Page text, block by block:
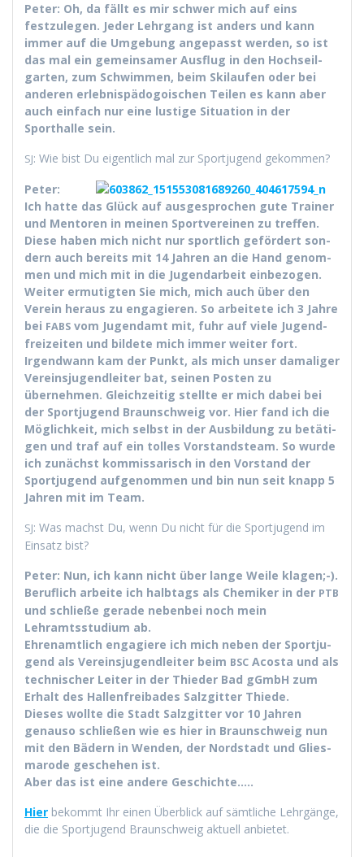
Peter: Oh, da fällt es mir schw­er mich auf eins
festzule­gen. Jed­er Lehrgang ist anders und kann
immer auf die Umge­bung angepasst wer­den, so ist
das mal ein gemein­samer Aus­flug in den Hoch­seil­
gar­ten, zum Schwim­men, beim Ski­laufen oder bei
anderen erleb­nis­pä­do­go­is­chen Teilen es kann aber
auch ein­fach nur eine lustige Sit­u­a­tion in der
Sporthalle sein.
SJ: Wie bist Du eigentlich mal zur Sportju­gend gekommen?
Peter:
Ich hat­te das Glück auf aus­ge­sprochen gute Train­er
und Men­toren in meinen Sportvere­inen zu tre­f­fen.
Diese haben mich nicht nur sportlich gefördert son­
dern auch bere­its mit 14 Jahren an die Hand genom­
men und mich mit in die Jugen­dar­beit ein­be­zo­gen.
Weit­er ermutigten Sie mich, mich auch über den
Vere­in her­aus zu engagieren. So arbeit­ete ich 3 Jahre
bei FABS vom Jugen­damt mit, fuhr auf viele Jugend­
freizeit­en und bildete mich immer weit­er fort.
Irgend­wann kam der Punkt, als mich unser dama­liger
Vere­in­sju­gendleit­er bat, seinen Posten zu
übernehmen. Gle­ichzeit­ig stellte er mich dabei bei
der Sportju­gend Braun­schweig vor. Hier fand ich die
Möglichkeit, mich selb­st in der Aus­bil­dung zu betäti­
gen und traf auf ein tolles Vor­stand­steam. So wurde
ich zunächst kom­mis­sarisch in den Vor­stand der
Sportju­gend aufgenom­men und bin nun seit knapp 5
Jahren mit im Team.
SJ: Was machst Du, wenn Du nicht für die Sportju­gend im
Ein­satz bist?
Peter: Nun, ich kann nicht über lange Weile kla­gen;-).
Beru­flich arbeite ich halb­tags als Chemik­er in der PTB
und schließe ger­ade neben­bei noch mein
Lehramtsstudi­um ab.
Ehre­namtlich engagiere ich mich neben der Sportju­
gend als Vere­in­sju­gendleit­er beim BSC Acos­ta und als
tech­nis­ch­er Leit­er in der Thieder Bad gGmbH zum
Erhalt des Hal­len­freibades Salzgit­ter Thiede.
Dieses wollte die Stadt Salzgit­ter vor 10 Jahren
genau­so schließen wie es hier in Braun­schweig nun
mit den Bädern in Wen­den, der Nord­stadt und Glies­
mar­o­de geschehen ist.
Aber das ist eine andere Geschichte.….
Hier bekommt Ihr einen Überblick auf sämtliche Lehrgänge,
die die Sportju­gend Braun­schweig aktuell anbietet.